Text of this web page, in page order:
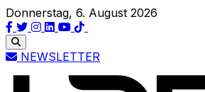
Donnerstag, 6. August 2026
NEWSLETTER